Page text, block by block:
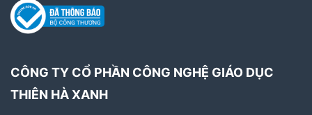
CÔNG TY CỔ PHẦN CÔNG NGHỆ GIÁO DỤC
THIÊN HÀ XANH